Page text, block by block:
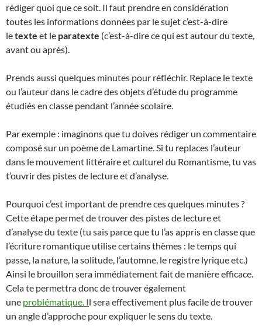
rédiger quoi que ce soit. Il faut prendre en considération
toutes les informations données par le sujet c’est-à-dire
letexte et le paratexte (c’est-à-dire ce qui est autour du texte,
avant ou après).
Prends aussi quelques minutes pour réfléchir. Replace le texte
ou l’auteur dans le cadre des objets d’étude du programme
étudiés en classe pendant l’année scolaire.
Par exemple : imaginons que tu doives rédiger un commentaire
composé sur un poème de Lamartine. Si tu replaces l’auteur
dans le mouvement littéraire et culturel du Romantisme, tu vas
t’ouvrir des pistes de lecture et d’analyse.
Pourquoi c’est important de prendre ces quelques minutes ?
Cette étape permet de trouver des pistes de lecture et
d’analyse du texte (tu sais parce que tu l’as appris en classe que
l’écriture romantique utilise certains thèmes : le temps qui
passe, la nature, la solitude, l’automne, le registre lyrique etc.)
Ainsi le brouillon sera immédiatement fait de manière efficace.
Cela te permettra donc de trouver également
une problématique. Il sera effectivement plus facile de trouver
un angle d’approche pour expliquer le sens du texte.